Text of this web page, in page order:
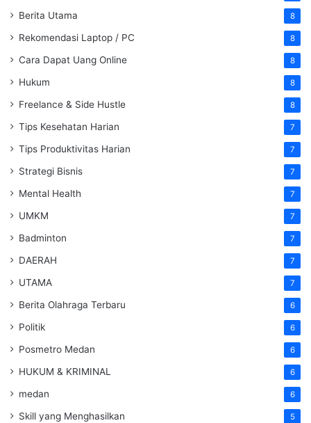
Berita Utama 8
Rekomendasi Laptop / PC 8
Cara Dapat Uang Online 8
Hukum 8
Freelance & Side Hustle 8
Tips Kesehatan Harian 7
Tips Produktivitas Harian 7
Strategi Bisnis 7
Mental Health 7
UMKM 7
Badminton 7
DAERAH 7
UTAMA 7
Berita Olahraga Terbaru 6
Politik 6
Posmetro Medan 6
HUKUM & KRIMINAL 6
medan 6
Skill yang Menghasilkan 5